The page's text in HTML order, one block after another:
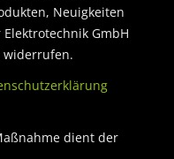
Neuigkeiten
GmbH
widerrufen.
dient der